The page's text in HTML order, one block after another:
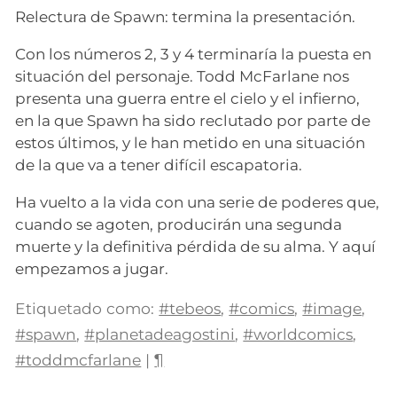
Relectura de Spawn: termina la presentación.
Con los números 2, 3 y 4 terminaría la puesta en
situación del personaje. Todd McFarlane nos
presenta una guerra entre el cielo y el infierno,
en la que Spawn ha sido reclutado por parte de
estos últimos, y le han metido en una situación
de la que va a tener difícil escapatoria.
Ha vuelto a la vida con una serie de poderes que,
cuando se agoten, producirán una segunda
muerte y la definitiva pérdida de su alma. Y aquí
empezamos a jugar.
Etiquetado como: #tebeos,#comics,#image,
#spawn,#planetadeagostini,#worldcomics,
#toddmcfarlane |¶